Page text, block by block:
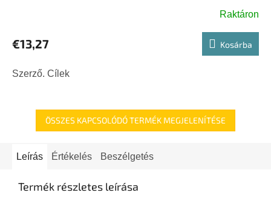
Raktáron
€13,27 Kosárba
Szerző. Cílek
ÖSSZES KAPCSOLÓDÓ TERMÉK MEGJELENÍTÉSE
Leírás Értékelés Beszélgetés
Termék részletes leírása